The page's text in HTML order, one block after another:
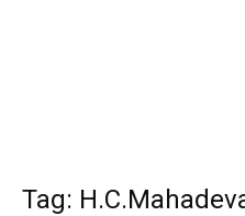
Tag: